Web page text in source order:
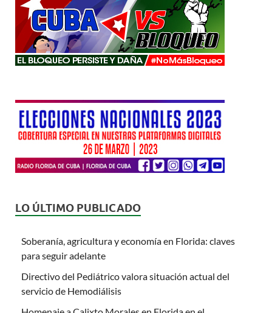
LO ÚLTIMO PUBLICADO
Soberanía, agricultura y economía en Florida: claves
para seguir adelante
Directivo del Pediátrico valora situación actual del
servicio de Hemodiálisis